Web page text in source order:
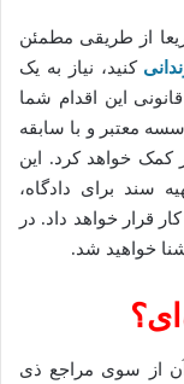
از طریقی مطمئن
کنید، نیاز به یک
این اقدام شما
معتبر و با سابقه
کمک خواهد کرد. این
سند برای دادگاه،
قرار خواهد داد. در
خواهید شد.
از سوی مراجع ذی